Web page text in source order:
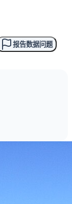
报告数据问题